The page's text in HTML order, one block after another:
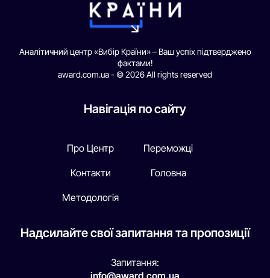
Аналітичний центр «Вибір Країни» – Ваш успіх підтверджено
фактами!
award.com.ua - © 2026 All rights reserved
Навігація по сайту
Про Центр
Контакти
Методологія
Переможці
Головна
Надсилайте свої запитання та пропозиції
Запитання: